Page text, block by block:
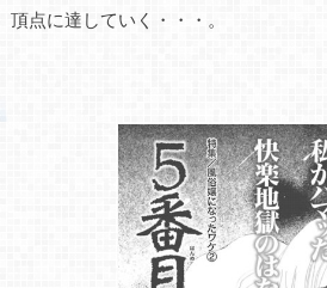
頂点に達していく・・・。